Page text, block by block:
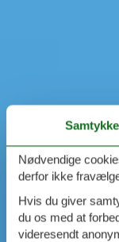
Samtykke
Nødvendige
derfor ikke
Hvis du giver
du os med at
videresendt